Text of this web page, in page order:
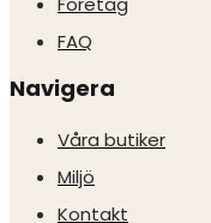
FAQ
Navigera
Våra butiker
Miljö
Kontakt